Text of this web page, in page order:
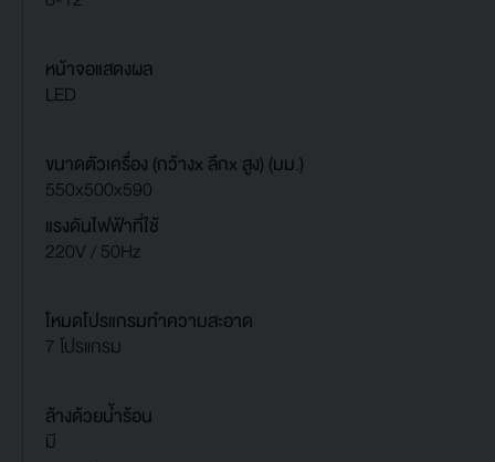
หน้าจอแสดงผล
LED
ขนาดตัวเครื่อง (กว้างx ลึกx สูง) (มม.)
550x500x590
แรงดันไฟฟ้าที่ใช้
220V / 50Hz
โหมดโปรแกรมทำความสะอาด
7 โปรแกรม
ล้างด้วยน้ำร้อน
มี